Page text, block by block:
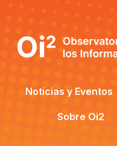
Noticias y Eventos
Sobre Oi2